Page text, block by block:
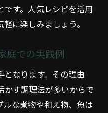
す。人気レシピを活用
に楽しみましょう。
庭での実践例
なります。その理由
かす調理法が多いからで
な煮物や和え物、魚は